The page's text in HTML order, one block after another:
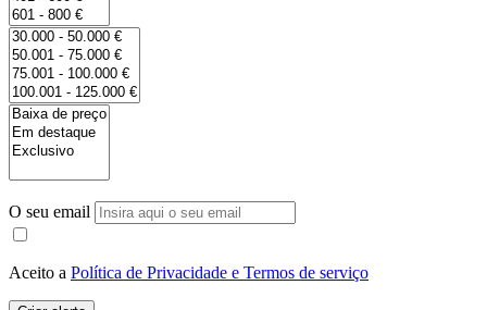
O seu email
Aceito a Política de Privacidade e Termos de serviço